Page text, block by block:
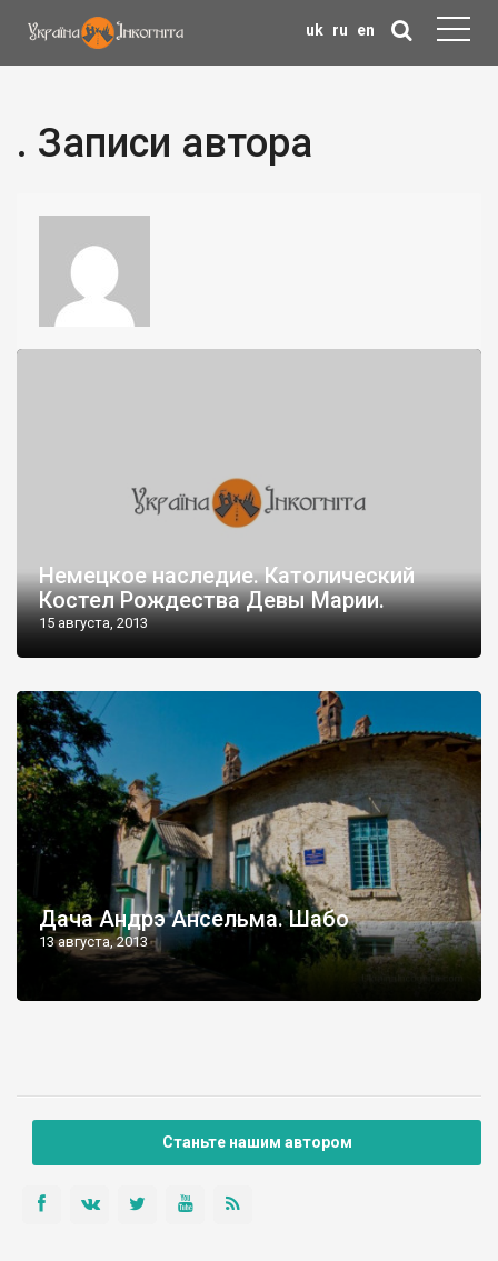
uk ru en
. Записи автора
Немецкое наследие. Католический
Костел Рождества Девы Марии.
15 августа, 2013
Дача Андрэ Ансельма. Шабо
13 августа, 2013
Станьте нашим автором